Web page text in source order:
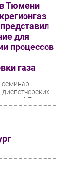
Тюмени
для
процессов
газа
Группы